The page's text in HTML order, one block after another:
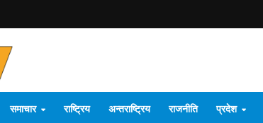
समाचार राष्ट्रिय अन्तराष्ट्रिय राजनीति प्रदेश